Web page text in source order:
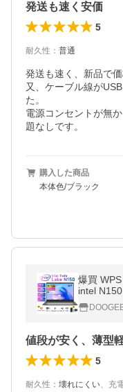
発送も速く安価
5
耐久性 ： 普通
発送も速く、新品で
又、ケーブル線が
た。
電源コンセントが無
題なしです。
購入した商品
本体色/ブラック
爆買
intel
軽量 14イ
値段が安く、薄型
5
耐久性 ： 壊れにくい、 充